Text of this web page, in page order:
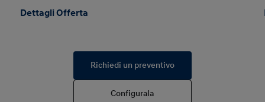
Dettagli Offerta
Richiedi un preventivo
Configurala